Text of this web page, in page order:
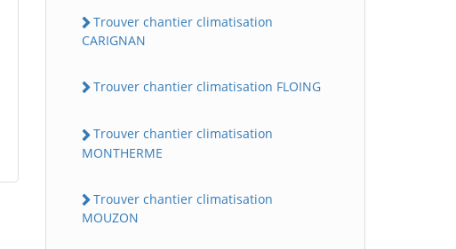
Trouver chantier climatisation
CARIGNAN
Trouver chantier climatisation FLOING
Trouver chantier climatisation
MONTHERME
Trouver chantier climatisation
MOUZON